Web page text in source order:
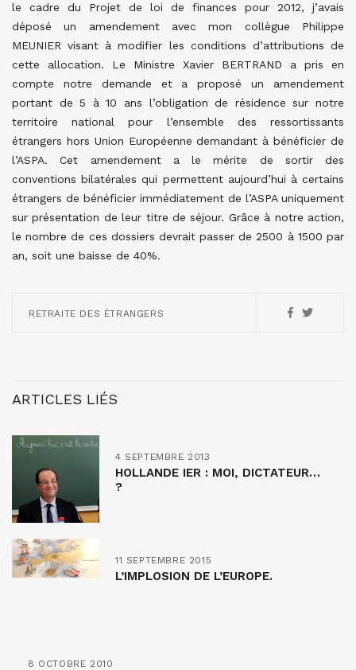
le cadre du Projet de loi de finances pour 2012, j’avais
déposé un amendement avec mon collègue Philippe
MEUNIER visant à modifier les conditions d’attributions de
cette allocation. Le Ministre Xavier BERTRAND a pris en
compte notre demande et a proposé un amendement
portant de 5 à 10 ans l’obligation de résidence sur notre
territoire national pour l’ensemble des ressortissants
étrangers hors Union Européenne demandant à bénéficier de
l’ASPA. Cet amendement a le mérite de sortir des
conventions bilatérales qui permettent aujourd’hui à certains
étrangers de bénéficier immédiatement de l’ASPA uniquement
sur présentation de leur titre de séjour. Grâce à notre action,
le nombre de ces dossiers devrait passer de 2500 à 1500 par
an, soit une baisse de 40%.
RETRAITE DES ÉTRANGERS
ARTICLES LIÉS
4 SEPTEMBRE 2013
HOLLANDE IER : MOI, DICTATEUR…
?
11 SEPTEMBRE 2015
L’IMPLOSION DE L’EUROPE.
8 OCTOBRE 2010